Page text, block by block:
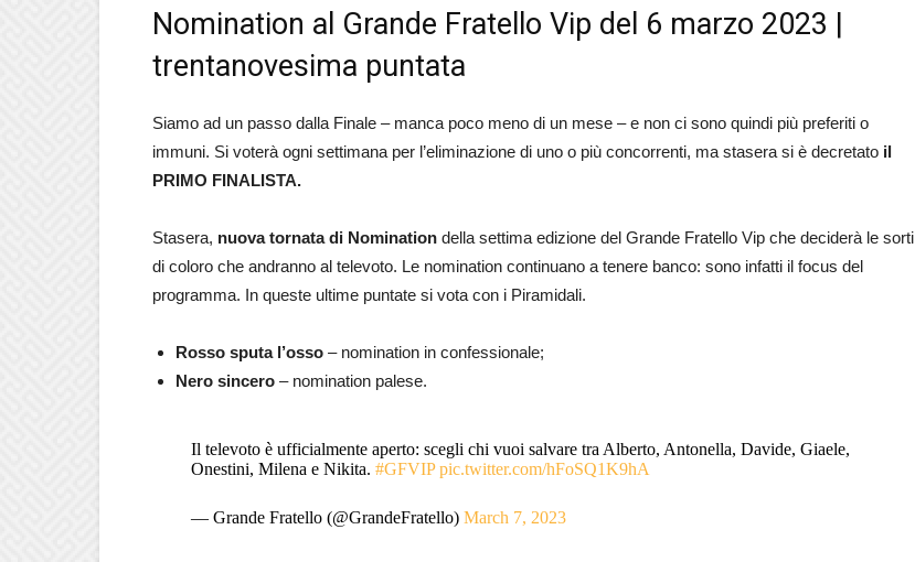
Nomination al Grande Fratello Vip del 6 marzo 2023 |
trentanovesima puntata
Siamo ad un passo dalla Finale – manca poco meno di un mese – e non ci sono quindi più preferiti o
immuni. Si voterà ogni settimana per l’eliminazione di uno o più concorrenti, ma stasera si è decretato il
PRIMO FINALISTA.
Stasera, nuova tornata di Nomination della settima edizione del Grande Fratello Vip che deciderà le sorti
di coloro che andranno al televoto. Le nomination continuano a tenere banco: sono infatti il focus del
programma. In queste ultime puntate si vota con i Piramidali.
Rosso sputa l’osso – nomination in confessionale;
Nero sincero – nomination palese.
Il televoto è ufficialmente aperto: scegli chi vuoi salvare tra Alberto, Antonella, Davide, Giaele,
Onestini, Milena e Nikita. #GFVIP pic.twitter.com/hFoSQ1K9hA
— Grande Fratello (@GrandeFratello) March 7, 2023